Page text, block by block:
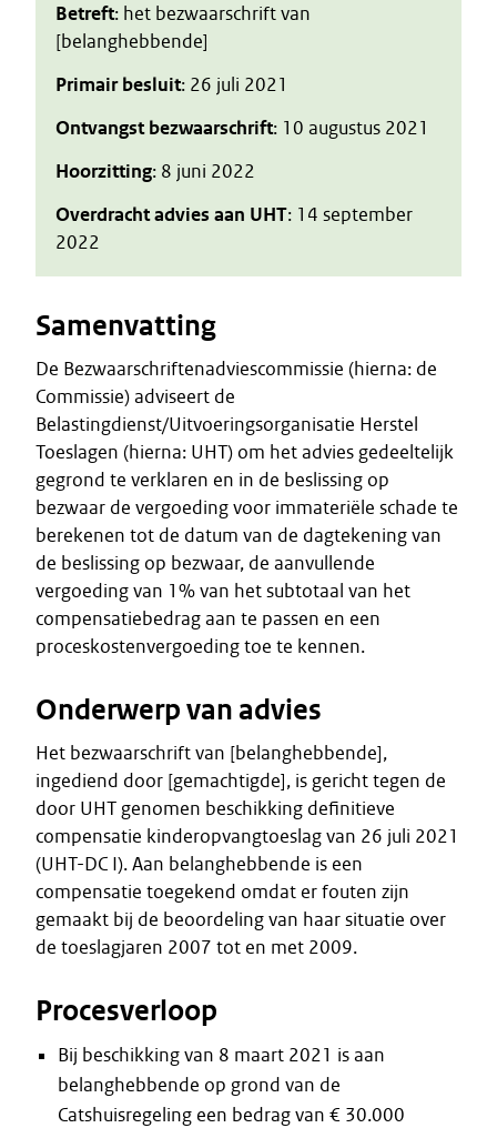
Betreft: het bezwaarschrift van
[belanghebbende]
Primair besluit: 26 juli 2021
Ontvangst bezwaarschrift: 10 augustus 2021
Hoorzitting: 8 juni 2022
Overdracht advies aan UHT: 14 september
2022
Samenvatting
De Bezwaarschriftenadviescommissie (hierna: de
Commissie) adviseert de
Belastingdienst/Uitvoeringsorganisatie Herstel
Toeslagen (hierna: UHT) om het advies gedeeltelijk
gegrond te verklaren en in de beslissing op
bezwaar de vergoeding voor immateriële schade te
berekenen tot de datum van de dagtekening van
de beslissing op bezwaar, de aanvullende
vergoeding van 1% van het subtotaal van het
compensatiebedrag aan te passen en een
proceskostenvergoeding toe te kennen.
Onderwerp van advies
Het bezwaarschrift van [belanghebbende],
ingediend door [gemachtigde], is gericht tegen de
door UHT genomen beschikking definitieve
compensatie kinderopvangtoeslag van 26 juli 2021
(UHT-DC I). Aan belanghebbende is een
compensatie toegekend omdat er fouten zijn
gemaakt bij de beoordeling van haar situatie over
de toeslagjaren 2007 tot en met 2009.
Procesverloop
Bij beschikking van 8 maart 2021 is aan
belanghebbende op grond van de
Catshuisregeling een bedrag van € 30.000